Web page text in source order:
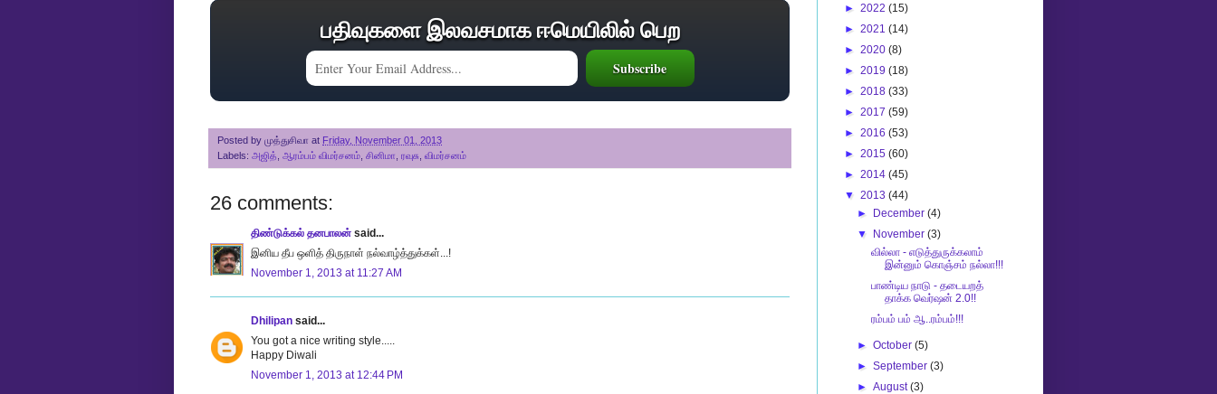
பதிவுகளை இலவசமாக ஈமெயிலில் பெற
Posted by முத்துசிவா at Friday, November 01, 2013
Labels: அஜித், ஆரம்பம் விமர்சனம், சினிமா, ரவுசு, விமர்சனம்
26 comments:
திண்டுக்கல் தனபாலன் said...
இனிய தீப ஒளித் திருநாள் நல்வாழ்த்துக்கள்...!
November 1, 2013 at 11:27 AM
Dhilipan said...
You got a nice writing style.....
Happy Diwali
November 1, 2013 at 12:44 PM
► 2022 (15)
► 2021 (14)
► 2020 (8)
► 2019 (18)
► 2018 (33)
► 2017 (59)
► 2016 (53)
► 2015 (60)
► 2014 (45)
▼ 2013 (44)
► December(4)
▼ November(3)
வில்லா - எடுத்துருக்கலாம்
இன்னும் கொஞ்சம் நல்லா!!!
பாண்டிய நாடு - தடையறத்
தாக்க வெர்ஷன் 2.0!!
ரம்பம் பம் ஆ..ரம்பம்!!!
►October(5)
►September(3)
►August(3)